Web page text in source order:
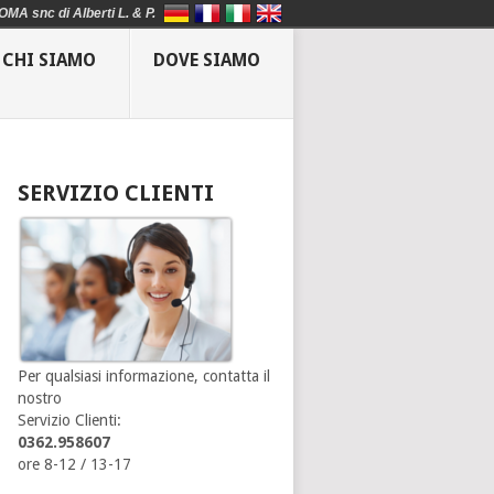
CHI SIAMO DOVE SIAMO
SERVIZIO CLIENTI
Per qualsiasi informazione, contatta il
nostro
Servizio Clienti:
0362.958607
ore 8-12 / 13-17
snc di Alberti L. & P.